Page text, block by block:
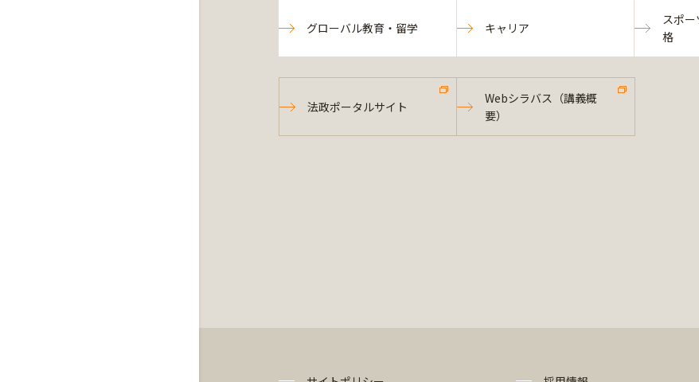
グローバル教育・留学 キャリア
スポ
格
法政ポータルサイト
Webシラバス（講義概
要）